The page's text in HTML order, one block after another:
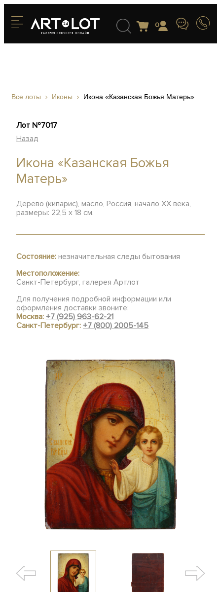
0
Все лоты Иконы Икона «Казанская Божья Матерь»
Лот №7017
Назад
Икона «Казанская Божья
Матерь»
Дерево (кипарис), масло, Россия, начало ХХ века,
размеры: 22,5 х 18 см.
Состояние: незначительная следы бытования
Местоположение:
Санкт-Петербург, галерея Артлот
Для получения подробной информации или
оформления доставки звоните:
Москва:+7 (925) 963-62-21
Санкт-Петербург:+7 (800) 2005-145